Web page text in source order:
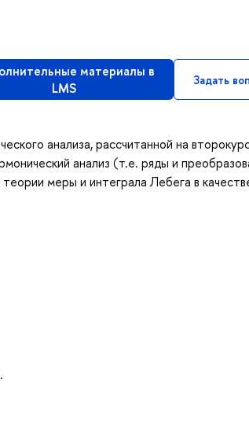
материалы в
LMS
Задать
анализа, рассчитанной на
анализ (т.е. ряды и
меры и интеграла Лебега в